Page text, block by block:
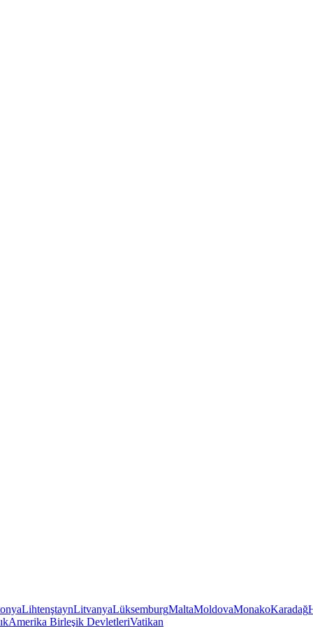
LihtenştaynLitvanyaLüksemburgMaltaMoldovaMonakoKaradağ
Amerika Birleşik DevletleriVatikan